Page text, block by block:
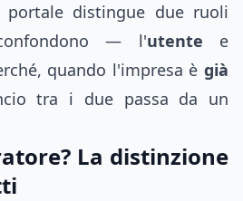
portale distingue due ruoli
— l'utente e
quando l'impresa è già
tra i due passa da un
La distinzione